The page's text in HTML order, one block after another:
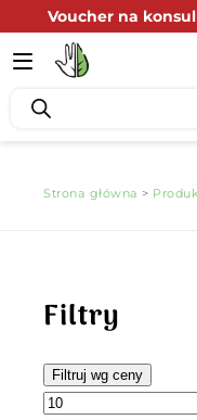
Voucher na
Podaruj
Strona główna >
Filtry
Filtruj wg ceny